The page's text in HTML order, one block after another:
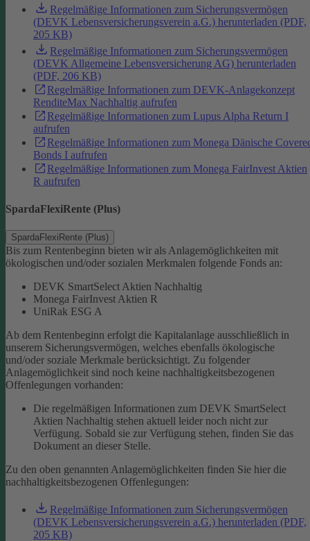
Regelmäßige Informationen zum Sicherungsvermögen
(DEVK Lebensversicherungsverein a.G.) herunterladen (PDF,
205 KB)
Regelmäßige Informationen zum Sicherungsvermögen
(DEVK Allgemeine Lebensversicherung AG) herunterladen
(PDF, 206 KB)
Regelmäßige Informationen zum DEVK-Anlagekonzept
RenditeMax Nachhaltig aufrufen
Regelmäßige Informationen zum Lupus Alpha Return I
aufrufen
Regelmäßige Informationen zum Monega Dänische
Bonds I aufrufen
Regelmäßige Informationen zum Monega FairInvest Aktien
R aufrufen
SpardaFlexiRente (Plus)
SpardaFlexiRente (Plus)
Bis zum Rentenbeginn bieten wir als Anlagemöglichkeiten mit
ökologischen und/oder sozialen Merkmalen folgende Fonds an:
DEVK SmartSelect Aktien Nachhaltig
Monega FairInvest Aktien R
UniRak ESG A
Ab dem Rentenbeginn erfolgt die Kapitalanlage ausschließlich in
unserem Sicherungsvermögen, welches ebenfalls ökologische
und/oder soziale Merkmale berücksichtigt. Zu folgender
Anlagemöglichkeit sind noch keine nachhaltigkeitsbezogenen
Offenlegungen vorhanden:
Die regelmäßigen Informationen zum DEVK SmartSelect
Aktien Nachhaltig stehen aktuell leider noch nicht zur
Verfügung. Sobald sie zur Verfügung stehen, finden Sie das
Dokument an dieser Stelle.
Zu den oben genannten Anlagemöglichkeiten finden Sie hier die
nachhaltigkeitsbezogenen Offenlegungen:
Regelmäßige Informationen zum Sicherungsvermögen
(DEVK Lebensversicherungsverein a.G.) herunterladen (PDF,
205 KB)